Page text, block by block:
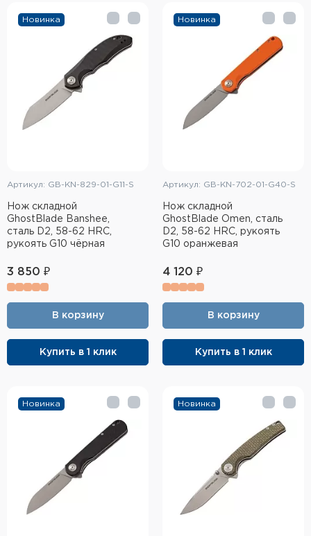
Релоадинг
Сигнальные средства
Дартс
Аксессуары
Новинка
Артикул: GB-KN-829-01-G11-S
Нож складной
GhostBlade Banshee,
сталь D2, 58-62 HRC,
рукоять G10 чёрная
3 850 ₽
В корзину
Купить в 1 клик
Новинка
Артикул: GB-KN-702-01-G40-S
Нож складной
GhostBlade Omen, сталь
D2, 58-62 HRC, рукоять
G10 оранжевая
4 120 ₽
В корзину
Купить в 1 клик
Новинка Новинка